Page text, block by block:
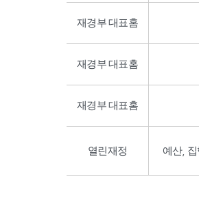
재경부 대표홈
재경부 대표홈
재경부 대표홈
열린재정 예산,